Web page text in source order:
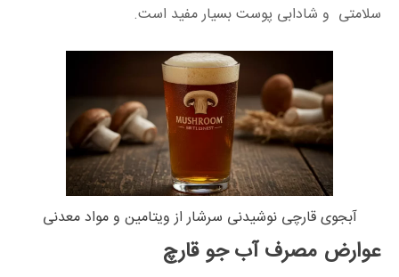
سلامتی و شادابی پوست بسیار مفید است.
آبجوی قارچی نوشیدنی سرشار از ویتامین و مواد معدنی
عوارض مصرف آب جو قارچ